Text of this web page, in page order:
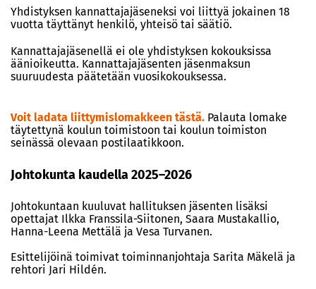
Yhdistyksen kannattajajäseneksi voi liittyä jokainen 18
vuotta täyttänyt henkilö, yhteisö tai säätiö.
Kannattajajäsenellä ei ole yhdistyksen kokouksissa
äänioikeutta. Kannattajajäsenten jäsenmaksun
suuruudesta päätetään vuosikokouksessa.
Voit ladata liittymislomakkeen tästä. Palauta lomake
täytettynä koulun toimistoon tai koulun toimiston
seinässä olevaan postilaatikkoon.
Johtokunta kaudella 2025–2026
Johtokuntaan kuuluvat hallituksen jäsenten lisäksi
opettajat Ilkka Franssila-Siitonen, Saara Mustakallio,
Hanna-Leena Mettälä ja Vesa Turvanen.
Esittelijöinä toimivat toiminnanjohtaja Sarita Mäkelä ja
rehtori Jari Hildén.